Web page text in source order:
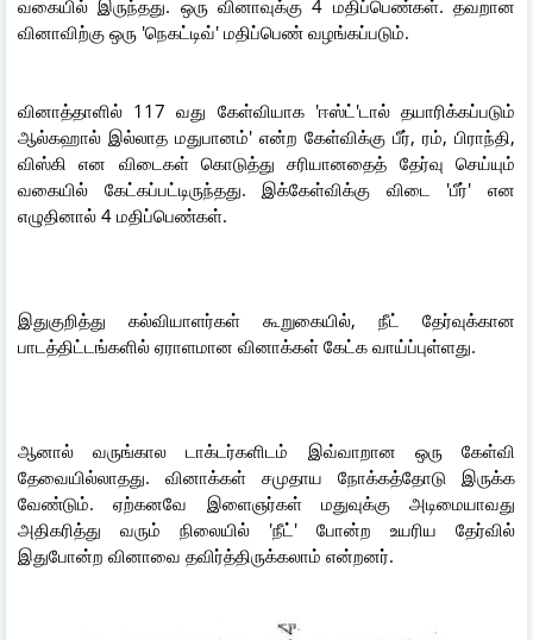
வகையில் இருந்தது. ஒரு வினாவுக்கு 4 மதிப்பெண்கள். தவறான
வினாவிற்கு ஒரு 'நெகட்டிவ்' மதிப்பெண் வழங்கப்படும்.
வினாத்தாளில் 117 வது கேள்வியாக 'ஈஸ்ட்'டால் தயாரிக்கப்படும்
ஆல்கஹால் இல்லாத மதுபானம்' என்ற கேள்விக்கு பீர், ரம், பிராந்தி,
விஸ்கி என விடைகள் கொடுத்து சரியானதைத் தேர்வு செய்யும்
வகையில் கேட்கப்பட்டிருந்தது. இக்கேள்விக்கு விடை 'பீர்' என
எழுதினால் 4 மதிப்பெண்கள்.
இதுகுறித்து கல்வியாளர்கள் கூறுகையில், நீட் தேர்வுக்கான
பாடத்திட்டங்களில் ஏராளமான வினாக்கள் கேட்க வாய்ப்புள்ளது.
ஆனால் வருங்கால டாக்டர்களிடம் இவ்வாறான ஒரு கேள்வி
தேவையில்லாதது. வினாக்கள் சமுதாய நோக்கத்தோடு இருக்க
வேண்டும். ஏற்கனவே இளைஞர்கள் மதுவுக்கு அடிமையாவது
அதிகரித்து வரும் நிலையில் 'நீட்' போன்ற உயரிய தேர்வில்
இதுபோன்ற வினாவை தவிர்த்திருக்கலாம் என்றனர்.